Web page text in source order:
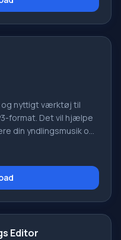
Særlig funktion
og nyttigt værktøj til
format. Det vil hjælpe
din yndlingsmusik og
konstante eller
og arbejder med de
MPEG1 og MPEG2.
Editor